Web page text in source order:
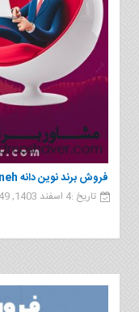
فروش برند نوین دانه novin daneh
تاریخ :4 اسفند 1403, 09:49